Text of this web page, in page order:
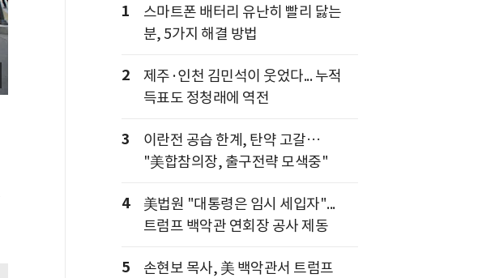
1
스마트폰 배터리 유난히 빨리 닳는
분, 5가지 해결 방법
2
제주·인천 김민석이 웃었다... 누적
득표도 정청래에 역전
3
이란전 공습 한계, 탄약 고갈…
"美합참의장, 출구전략 모색중"
4
美법원 "대통령은 임시 세입자"...
트럼프 백악관 연회장 공사 제동
5
손현보 목사, 美 백악관서 트럼프